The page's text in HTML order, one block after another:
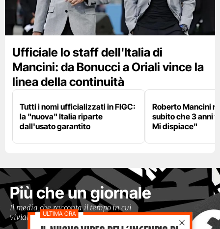
Ufficiale lo staff dell'Italia di
Mancini: da Bonucci a Oriali vince la
linea della continuità
Tutti i nomi ufficializzati in FIGC:
la "nuova" Italia riparte
dall'usato garantito
Roberto Mancini
subito che 3 anni
Mi dispiace"
Più che un giornale
Il media che racconta il tempo in cui
viviamo con occhi moderni